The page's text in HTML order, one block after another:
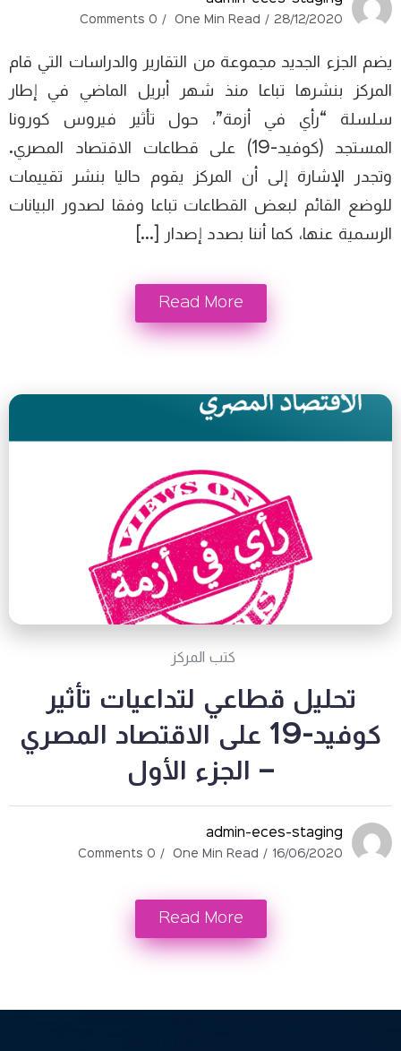
28/12/2020
One Min Read
0 Comments
يضم الجزء الجديد مجموعة من التقارير والدراسات التي قام
المركز بنشرها تباعا منذ شهر أبريل الماضي في إطار
سلسلة “رأي في أزمة”، حول تأثير فيروس كورونا
المستجد (كوفيد-19) على قطاعات الاقتصاد المصري.
وتجدر الإشارة إلى أن المركز يقوم حاليا بنشر تقييمات
للوضع القائم لبعض القطاعات تباعا وفقا لصدور البيانات
الرسمية عنها، كما أننا بصدد إصدار […]
Read More
كتب المركز
تحليل قطاعي لتداعيات تأثير
كوفيد-19 على الاقتصاد المصري
– الجزء الأول
admin-eces-staging
16/06/2020
One Min Read
0 Comments
Read More